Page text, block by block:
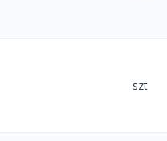
szt